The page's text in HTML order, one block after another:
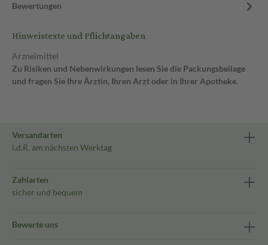
Bewertungen
Hinweistexte und Pflichtangaben
Arzneimittel
Zu Risiken und Nebenwirkungen lesen Sie die Packungsbeilage
und fragen Sie Ihre Ärztin, Ihren Arzt oder in Ihrer Apotheke.
Versandarten
i.d.R. am nächsten Werktag
Zahlarten
sicher und bequem
Bewerte uns